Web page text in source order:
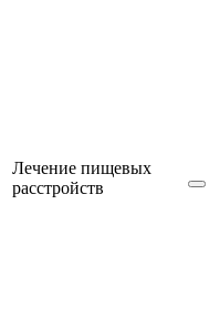
Лечение пищевых
расстройств